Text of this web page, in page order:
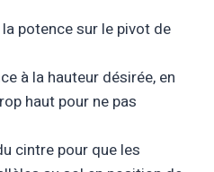
potence sur le pivot de
à la hauteur désirée, en
haut pour ne pas
cintre pour que les